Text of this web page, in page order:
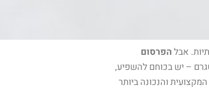
אבלהפרסום
– יש בכוחם להשפיע,
והנכונה ביותר